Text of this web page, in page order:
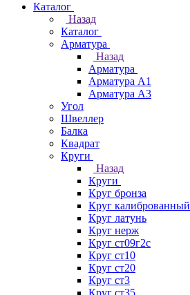
Каталог
Назад
Каталог
Арматура
Назад
Арматура
Арматура А1
Арматура А3
Угол
Швеллер
Балка
Квадрат
Круги
Назад
Круги
Круг бронза
Круг калиброванный
Круг латунь
Круг нерж
Круг ст09г2с
Круг ст10
Круг ст20
Круг ст3
Круг ст35